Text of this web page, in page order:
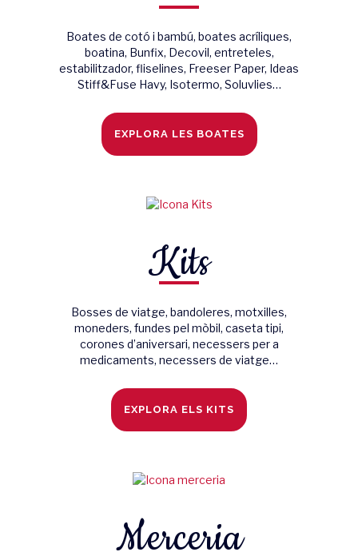
Boates de cotó i bambú, boates acríliques,
boatina, Bunfix, Decovil, entreteles,
estabilitzador, fliselines, Freeser Paper, Ideas
Stiff&Fuse Havy, Isotermo, Soluvlies…
EXPLORA LES BOATES
Kits
Bosses de viatge, bandoleres, motxilles,
moneders, fundes pel mòbil, caseta tipi,
corones d’aniversari, necessers per a
medicaments, necessers de viatge…
EXPLORA ELS KITS
Merceria